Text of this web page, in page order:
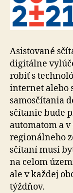
Asistované
digitálne
robiť s
internet alebo
samosčítania
sčítanie bude
automatom a
regionálneho
sčítaní musí
na celom
ale v každej
týždňov.